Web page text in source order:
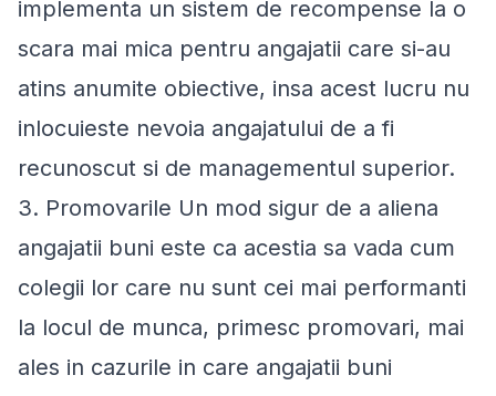
implementa un sistem de recompense la o
scara mai mica pentru angajatii care si-au
atins anumite obiective, insa acest lucru nu
inlocuieste nevoia angajatului de a fi
recunoscut si de managementul superior.
3. Promovarile Un mod sigur de a aliena
angajatii buni este ca acestia sa vada cum
colegii lor care nu sunt cei mai performanti
la locul de munca, primesc promovari, mai
ales in cazurile in care angajatii buni